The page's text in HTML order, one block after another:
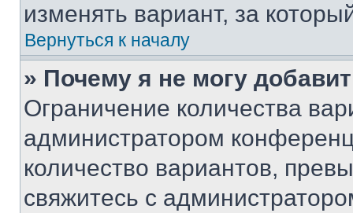
изменять вариант, за
Вернуться к началу
» Почему я не могу
Ограничение количества
администратором
количество вариантов,
свяжитесь с